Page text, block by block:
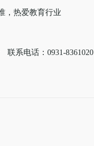
，热爱教育行业
系电话：0931-8361020